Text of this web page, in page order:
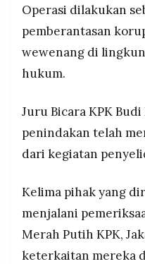
PT.
RESOLUSI
PRAMUDITA
-
2026
PT.
RESOLUSI
Operasi dilakukan
pemberantasan
wewenang di
hukum.
Juru Bicara KPK
penindakan telah
dari kegiatan
Kelima pihak yang
menjalani
Merah Putih KPK,
keterkaitan mereka